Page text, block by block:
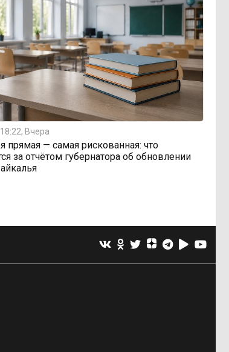
18:22, Вчера
прямая — самая рискованная: что
за отчётом губернатора об обновлении